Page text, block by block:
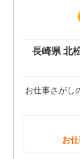
長崎県 北
お仕事さがし
お